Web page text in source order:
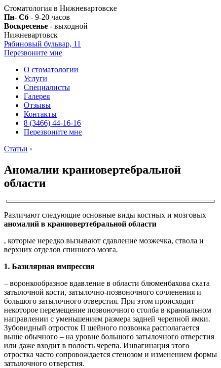
Стоматология в Нижневартовске
Пн- Сб - 9-20 часов
Воскресенье - выходной
Нижневартовск
Рябиновый бульвар, 11
Перезвоните мне
О стоматологии
Услуги
Специалисты
Галерея
Отзывы
Контакты
8 (3466) 44-16-16
Перезвоните мне
Статьи ›
Аномалии краниовертебральной
области
Различают следующие основные виды костных и мозговых
аномалий в краниовертебральной области
, которые нередко вызывают сдавление мозжечка, ствола и
верхних отделов спинного мозга.
1. Базилярная импрессия
– воронкообразное вдавление в области блюменбахова ската
затылочной кости, затылочно-позвоночного сочленения и
большого затылочного отверстия. При этом происходит
некоторое перемещение позвоночного столба в краниальном
направлении с уменьшением размера задней черепной ямки.
Зубовидный отросток II шейного позвонка располагается
выше обычного – на уровне большого затылочного отверстия
или даже входит в полость черепа. Инвагинация этого
отростка часто сопровождается стенозом и изменением формы
затылочного отверстия.